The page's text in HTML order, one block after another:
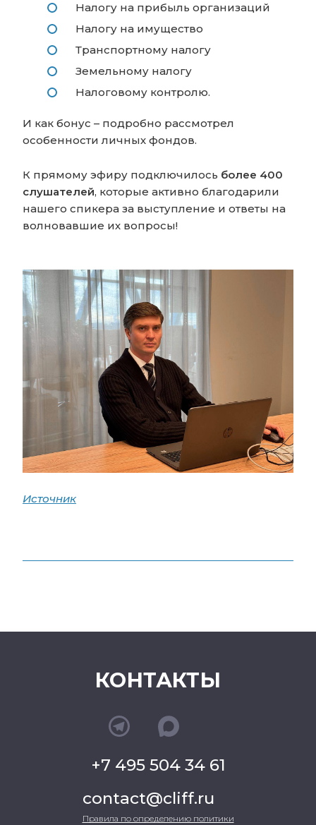
Налогу на прибыль организаций
Налогу на имущество
Транспортному налогу
Земельному налогу
Налоговому контролю.
И как бонус – подробно рассмотрел
особенности личных фондов.
К прямому эфиру подключилось более 400
слушателей, которые активно благодарили
нашего спикера за выступление и ответы на
волновавшие их вопросы!
Источник
КОНТАКТЫ
+7 495 504 34 61
contact@cliff.ru
Правила по определению политики